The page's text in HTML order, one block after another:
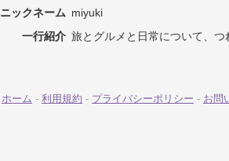
ニックネーム miyuki
一行紹介 旅とグルメと日常について、つ
ホーム - 利用規約 - プライバシーポリシー - お問